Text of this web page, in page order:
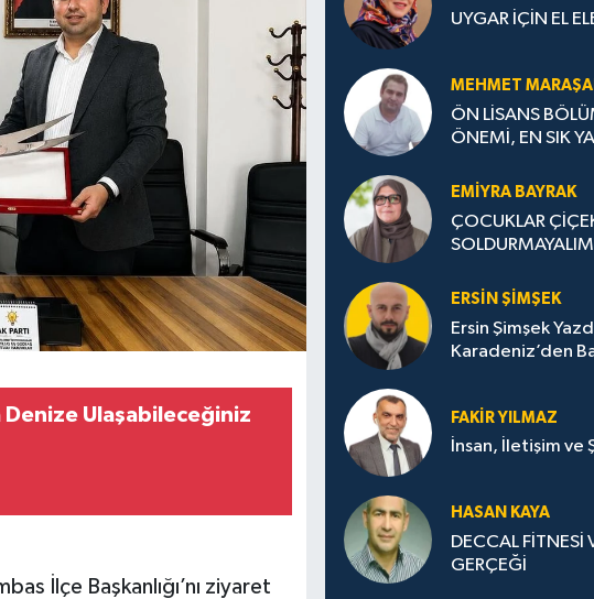
Ulaşabileceğiniz
İlçe Başkanlığı’nı ziyaret
UYGAR İÇİN EL
MEHMET
ÖN LİSANS
ÖNEMİ, EN SIK
STRATEJİLERİ
EMIYRA BAYRAK
ÇOCUKLAR
SOLDURMAYALIM
ERSIN ŞIMŞEK
Ersin Şimşek
Karadeniz’den
FAKIR YILMAZ
İnsan, İletişim ve
HASAN KAYA
DECCAL FİTNESİ
GERÇEĞİ